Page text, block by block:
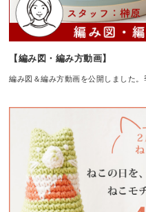
【編み図・編み方動画】
編み図＆編み方動画を公開しました